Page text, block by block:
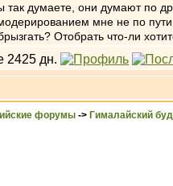
так думаете, они думают по
мне не по
Отобрать что-ли
форумы -> Гималайский